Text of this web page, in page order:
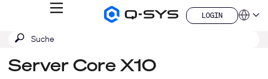
Q-
Homepage
MENÜ
LOGIN
LOGIN
QSYS.com (English)
Deutsch
Suche
SUCHE
Server Core X10